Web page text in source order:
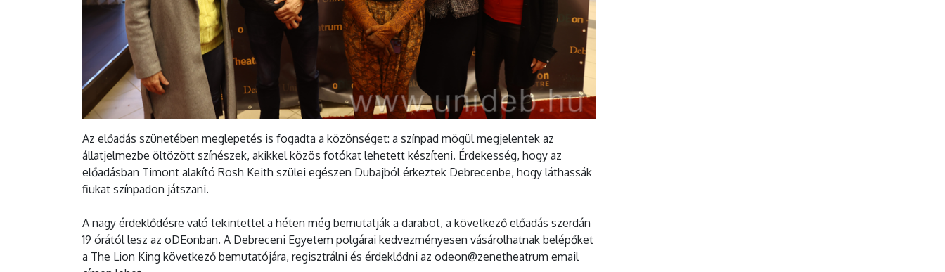
Az előadás szünetében meglepetés is fogadta a közönséget: a színpad mögül megjelentek az
állatjelmezbe öltözött színészek, akikkel közös fotókat lehetett készíteni. Érdekesség, hogy az
előadásban Timont alakító Rosh Keith szülei egészen Dubajból érkeztek Debrecenbe, hogy láthassák
fiukat színpadon játszani.
A nagy érdeklődésre való tekintettel a héten még bemutatják a darabot, a következő előadás szerdán
19 órától lesz az oDEonban. A Debreceni Egyetem polgárai kedvezményesen vásárolhatnak belépőket
a The Lion King következő bemutatójára, regisztrálni és érdeklődni az odeon@zenetheatrum email